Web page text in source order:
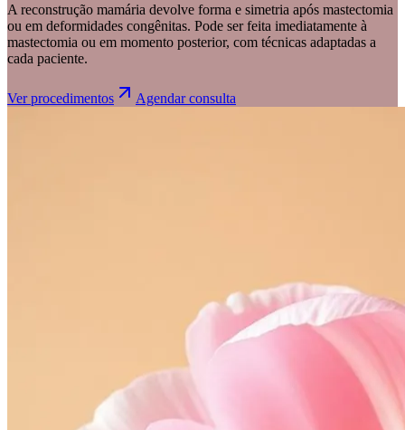
A reconstrução mamária devolve forma e simetria após mastectomia
ou em deformidades congênitas. Pode ser feita imediatamente à
mastectomia ou em momento posterior, com técnicas adaptadas a
cada paciente.
Ver procedimentos Agendar consulta